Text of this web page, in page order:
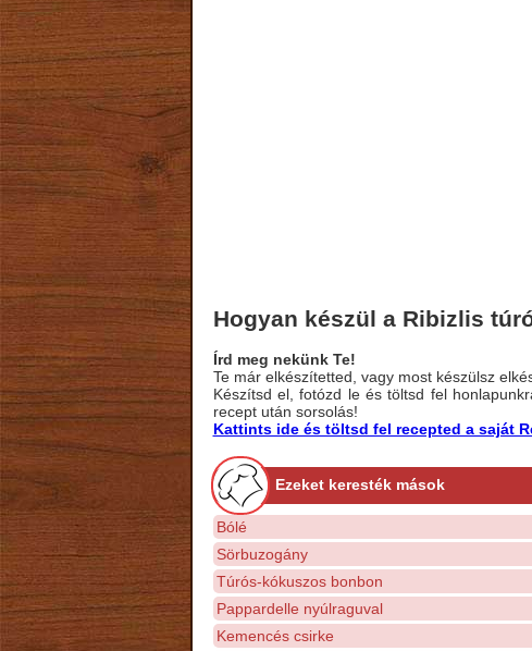
Hogyan készül a Ribizlis
Írd meg nekünk Te!
Te már elkészítetted, vagy most készülsz
Készítsd el, fotózd le és töltsd fel
recept után sorsolás!
Kattints ide és töltsd fel recepted a saját
Ezeket keresték mások
Bólé
Sörbuzogány
Túrós-kókuszos bonbon
Pappardelle nyúlraguval
Kemencés csirke